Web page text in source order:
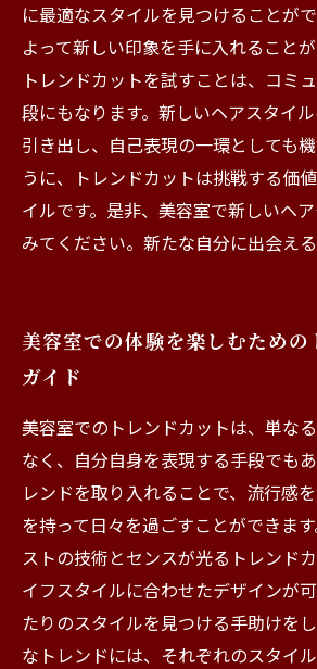
に最適なスタイルを見つけることが
よって新しい印象を手に入れることが
トレンドカットを試すことは、コミ
段にもなります。新しいヘアスタイ
引き出し、自己表現の一環としても
うに、トレンドカットは挑戦する価
イルです。是非、美容室で新しいヘ
みてください。新たな自分に出会え
美容室での体験を楽しむための
ガイド
美容室でのトレンドカットは、単な
なく、自分自身を表現する手段でも
レンドを取り入れることで、流行感
を持って日々を過ごすことができま
ストの技術とセンスが光るトレンド
イフスタイルに合わせたデザインが
たりのスタイルを見つける手助けを
なトレンドには、それぞれのスタイ